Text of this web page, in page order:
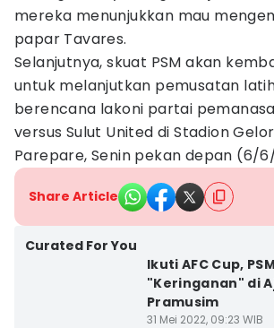
mereka menunjukkan mau
papar Tavares.
Selanjutnya, skuat PSM akan
untuk melanjutkan pemusatan
berencana lakoni partai
versus Sulut United di Stadion
Parepare, Senin pekan depan (6/
Share Article
Curated For You
Ikuti AFC Cup,
"Keringanan" di
Pramusim
31 Mei 2022, 09:23 WIB